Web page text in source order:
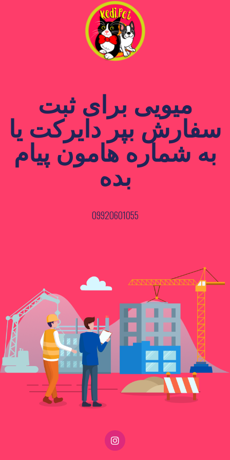
میویی برای ثبت
سفارش بپر دایرکت یا
به شماره هامون پیام
بده
09920601055